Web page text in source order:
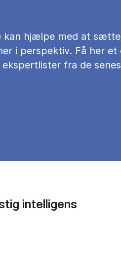
kan hjælpe med at
i perspektiv. Få her
fra de
intelligens